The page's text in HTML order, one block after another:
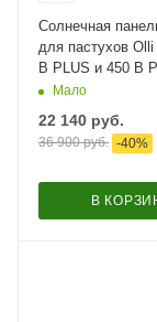
Солнечная
для пастухов
B PLUS и 450 B
Мало
22 140 руб.
36 900руб. -40%
В